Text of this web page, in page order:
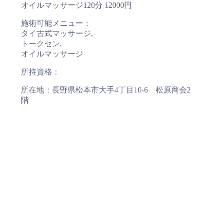
オイルマッサージ120分 12000円
施術可能メニュー：
タイ古式マッサージ,
トークセン,
オイルマッサージ
所持資格：
所在地：長野県松本市大手4丁目10-6 松原商会2
階